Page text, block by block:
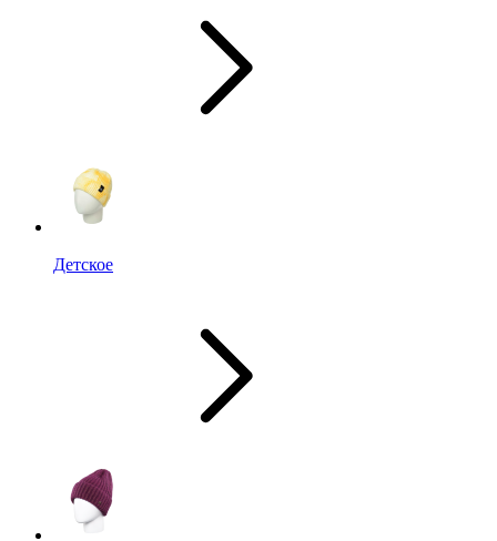
Детское